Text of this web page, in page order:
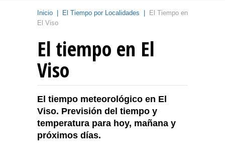
Inicio El Tiempo por Localidades
El Tiempo en
El Viso
El tiempo en El
Viso
El tiempo meteorológico en El
Viso. Previsión del tiempo y
temperatura para hoy, mañana y
próximos días.